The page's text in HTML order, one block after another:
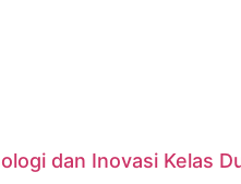
dan Inovasi Kelas